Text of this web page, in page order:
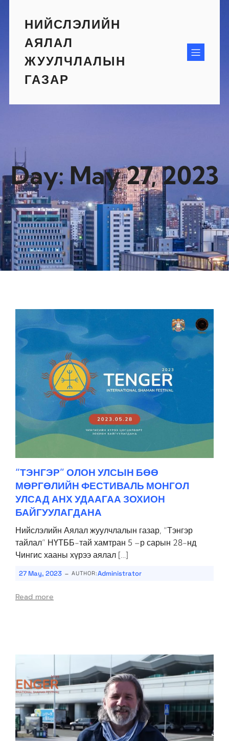
contentНИЙСЛЭЛИЙН
АЯЛАЛ
ЖУУЛЧЛАЛЫН
ГАЗАР
Day:May 27, 2023
“ТЭНГЭР” ОЛОН УЛСЫН БӨӨ
МӨРГӨЛИЙН ФЕСТИВАЛЬ МОНГОЛ
УЛСАД АНХ УДААГАА ЗОХИОН
БАЙГУУЛАГДАНА
Нийслэлийн Аялал жуулчлалын газар, “Тэнгэр
тайлал” НҮТББ-тай хамтран 5 –р сарын 28-нд
Чингис хааны хүрээ аялал […]
27 May, 2023 - AUTHOR:Administrator
Read more